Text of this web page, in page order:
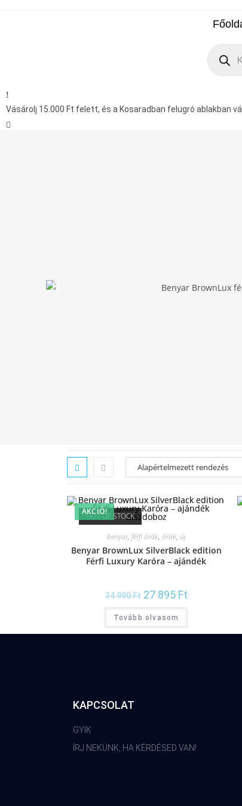
Vásárolj 15.000 Ft felett, és a Kosaradban felugró ablakban
OUT OF STOCK
AKCIÓ!
benyar, férfi órák, órák, új
Benyar BrownLux SilverBlack edition
Férfi Luxury Karóra – ajándék
34 990Ft 27 895 Ft
Tovább olvasom
KAPCSOLAT
GYIK
ÍRJ NEKÜNK, HA KÉRDÉSED VAN!